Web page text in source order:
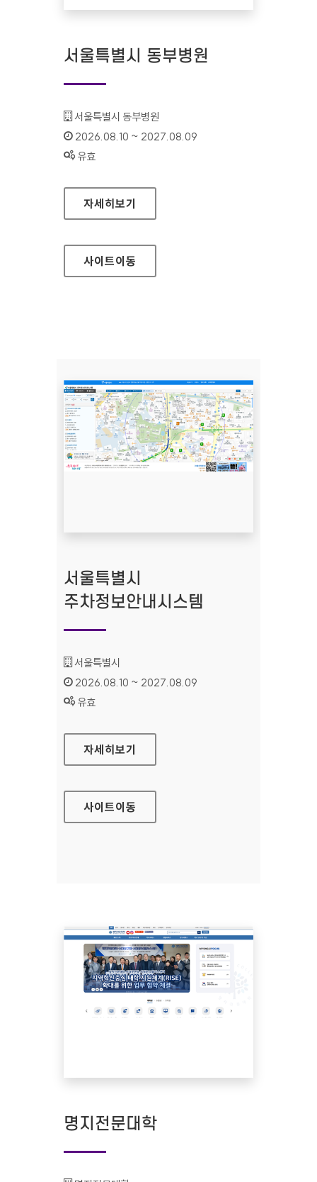
서울특별시 동부병원
기관명 :
서울특별시 동부병원
인증기간 :
2026.08.10 ~ 2027.08.09
상태 :
유효
서울특별시 동부병원
자세히보기
사이트이동
서울특별시
주차정보안내시스템
기관명 :
서울특별시
인증기간 :
2026.08.10 ~ 2027.08.09
상태 :
유효
서울특별시 주차정보안내시스템
자세히보기
사이트이동
명지전문대학